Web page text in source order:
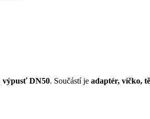
výpusť DN50. Součástí je adaptér, víčko,